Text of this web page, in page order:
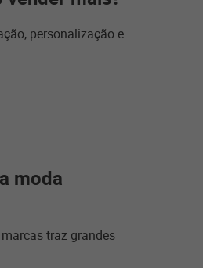
personalização e
moda
traz grandes